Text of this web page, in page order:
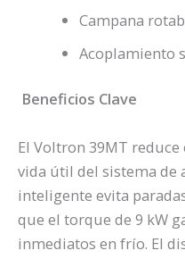
Campana
Acoplamiento
Beneficios Clave
El Voltron 39MT
vida útil del sistema de
inteligente evita
que el torque de 9 kW
inmediatos en frío. El